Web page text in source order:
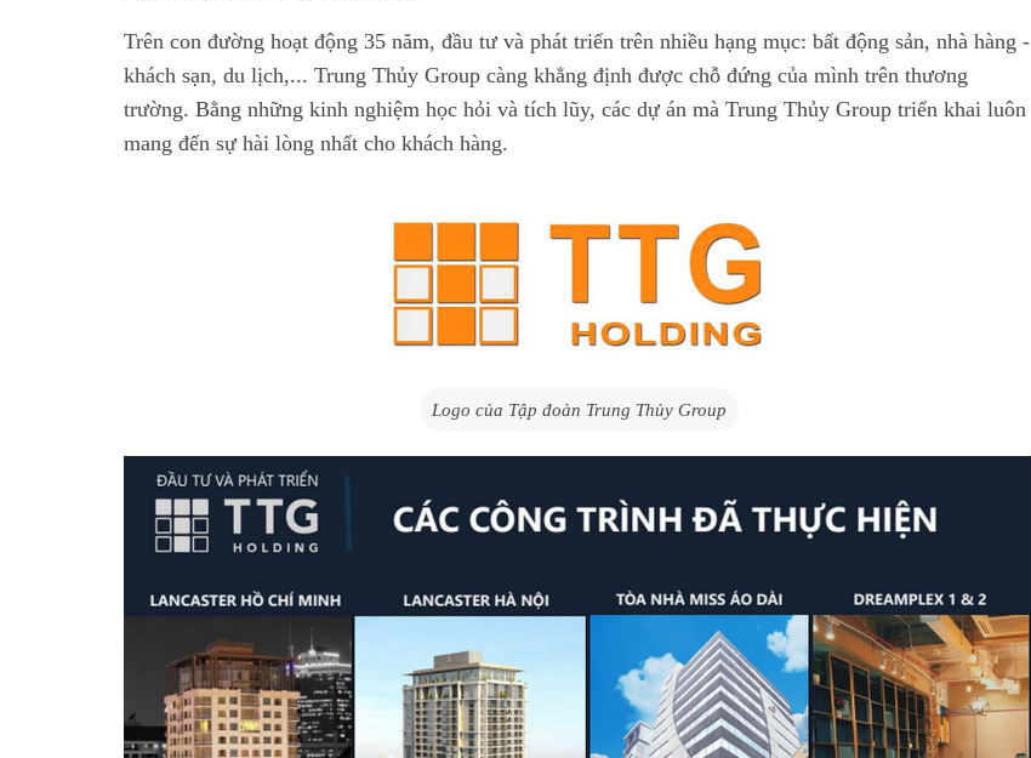
Trên con đường hoạt động 35 năm, đầu tư và phát triển trên nhiều hạng mục: bất động sản, nhà hàng -
khách sạn, du lịch,... Trung Thủy Group càng khẳng định được chỗ đứng của mình trên thương
trường. Bằng những kinh nghiệm học hỏi và tích lũy, các dự án mà Trung Thủy Group triển khai luôn
mang đến sự hài lòng nhất cho khách hàng.
Logo của Tập đoàn Trung Thủy Group